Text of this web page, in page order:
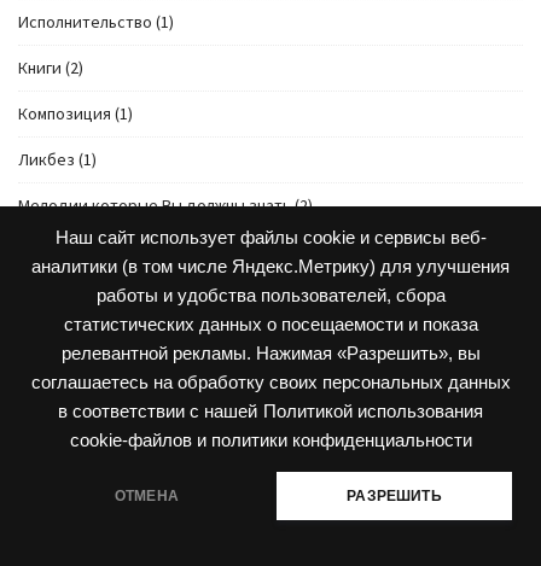
Наш сайт использует файлы cookie и сервисы веб-
аналитики (в том числе Яндекс.Метрику) для улучшения
работы и удобства пользователей, сбора
статистических данных о посещаемости и показа
релевантной рекламы. Нажимая «Разрешить», вы
соглашаетесь на обработку своих персональных данных
в соответствии с нашей Политикой использования
cookie-файлов и политики конфиденциальности
ОТМЕНА РАЗРЕШИТЬ
Исполнительство (1)
Книги (2)
Композиция (1)
Ликбез (1)
Мелодии которые Вы должны знать(2)
Музыкальная форма(30)
Начинающим(4)
полифония(6)
Развитие слуха(27)